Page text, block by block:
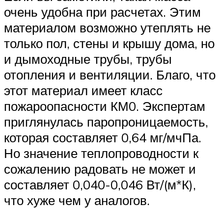
очень удобна при расчетах. Этим
материалом возможно утеплять не
только пол, стены и крышу дома, но
и дымоходные трубы, трубы
отопления и вентиляции. Благо, что
этот материал имеет класс
пожароопасности КМ0. Экспертам
приглянулась паропроницаемость,
которая составляет 0,64 мг/мчПа.
Но значение теплопроводности к
сожалению радовать не может и
составляет 0,040-0,046 Вт/(м*К),
что хуже чем у аналогов.